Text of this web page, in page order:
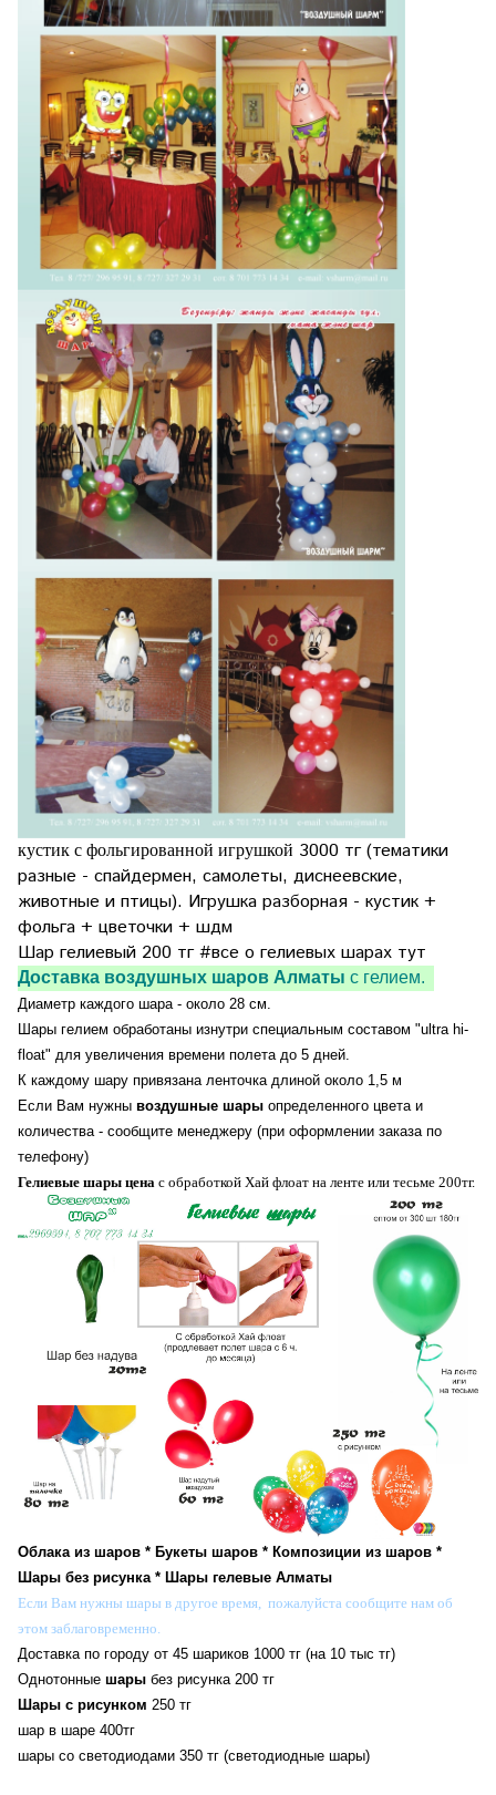
кустик с фольгированной игрушкой 3000 тг (тематики
разные - спайдермен, самолеты, диснеевские,
животные и птицы). Игрушка разборная - кустик +
фольга + цветочки + шдм
Шар гелиевый 200 тг#все о гелиевых шарах тут
Доставка воздушных шаров Алматы с гелием.
Диаметр каждого шара - около 28 см.
Шары гелием обработаны изнутри специальным составом "ultra hi-
float" для увеличения времени полета до 5 дней.
К каждому шару привязана ленточка длиной около 1,5 м
Если Вам нужны воздушные шары определенного цвета и
количества - сообщите менеджеру (при оформлении заказа по
телефону)
Гелиевые шары цена с обработкой Хай флоат на ленте или тесьме 200тг.
Облака из шаров * Букеты шаров * Композиции из шаров *
Шары без рисунка * Шары гелевые Алматы
Если Вам нужны шары в другое время, пожалуйста сообщите нам об
этом заблаговременно.
Доставка по городу от 45 шариков 1000 тг (на 10 тыс тг)
Однотонные шары без рисунка 200 тг
Шары с рисунком 250 тг
шар в шаре 400тг
шары со светодиодами 350 тг (светодиодные шары)